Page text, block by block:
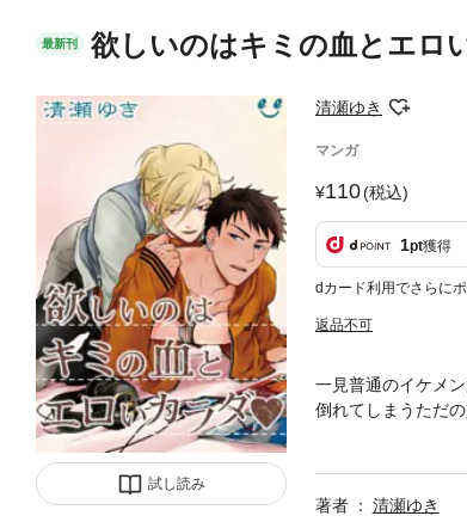
最新刊 欲しいのはキミの血とエロ
試し読み
清瀬ゆき
マンガ
110(税込)
1pt獲得
dカード利用でさらに
返品不可
一見普通のイケメ
倒れてしまうただ
うついでにHしち
X「噛めば噛むほど
著者
清瀬ゆき